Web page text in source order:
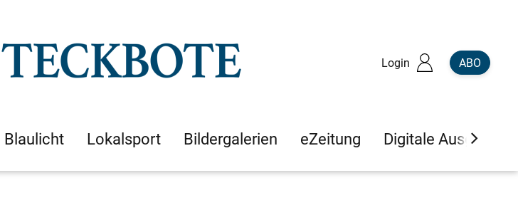
Login ABO
Blaulicht Lokalsport Bildergalerien eZeitung Digitale Ausgaben